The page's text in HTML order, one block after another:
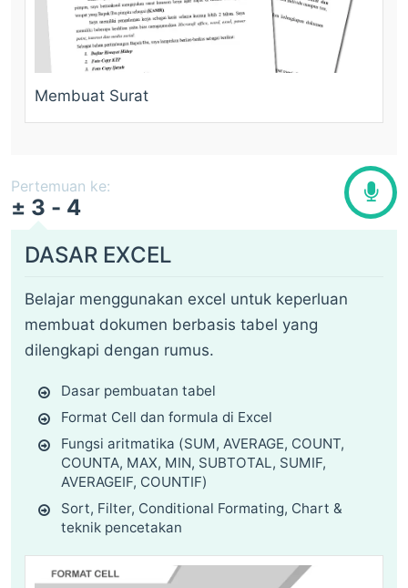
Membuat Surat
Pertemuan ke:
± 3 - 4
DASAR EXCEL
Belajar menggunakan excel untuk keperluan
membuat dokumen berbasis tabel yang
dilengkapi dengan rumus.
Dasar pembuatan tabel
Format Cell dan formula di Excel
Fungsi aritmatika (SUM, AVERAGE, COUNT,
COUNTA, MAX, MIN, SUBTOTAL, SUMIF,
AVERAGEIF, COUNTIF)
Sort, Filter, Conditional Formating, Chart &
teknik pencetakan